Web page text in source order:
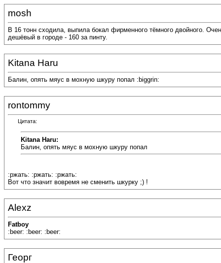
mosh
В 16 тонн сходила, выпила бокал фирменного тёмного двойного.
дешёвый в городе - 160 за пинту.
Kitana Haru
Балин, опять мяус в мохную шкуру попал :biggrin:
rontommy
Цитата:
Kitana Haru:
Балин, опять мяус в мохную шкуру попал
:ржать: :ржать: :ржать:
Вот что значит вовремя не сменить шкурку ;) !
Alexz
Fatboy
:beer: :beer: :beer:
Георг